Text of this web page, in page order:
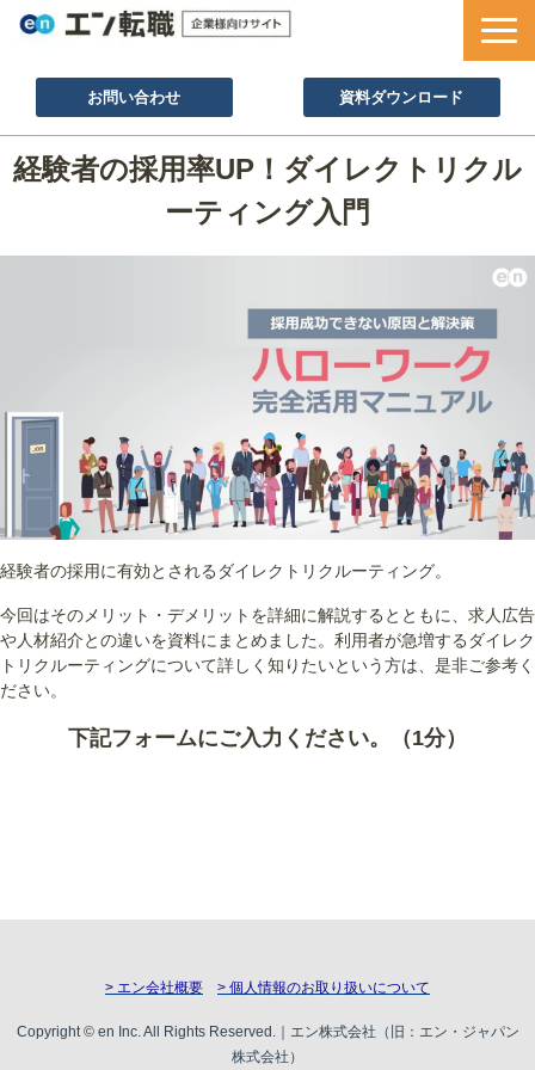
お問い合わせ 資料ダウンロード
サービス一覧
採用ノウハウ
お役立ち資料
経験者の採用率UP！ダイレクトリクル
ーティング入門
経験者の採用に有効とされるダイレクトリクルーティング。
今回はそのメリット・デメリットを詳細に解説するとともに、求人広告
や人材紹介との違いを資料にまとめました。利用者が急増するダイレク
トリクルーティングについて詳しく知りたいという方は、是非ご参考く
ださい。
下記フォームにご入力ください。（1分）
> エン会社概要 > 個人情報のお取り扱いについて
Copyright © en Inc. All Rights Reserved.｜エン株式会社（旧：エン・ジャパン
株式会社）